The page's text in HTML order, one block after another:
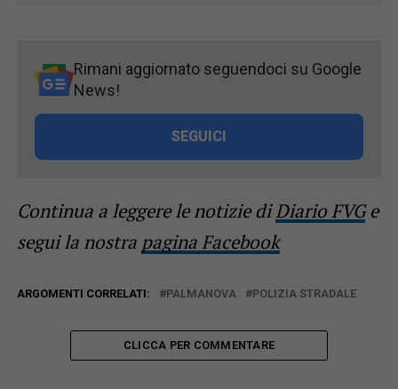
Rimani aggiornato seguendoci su Google
News!
SEGUICI
Continua a leggere le notizie diDiario FVGe
segui la nostra pagina Facebook
ARGOMENTI CORRELATI: PALMANOVA POLIZIA STRADALE
CLICCA PER COMMENTARE